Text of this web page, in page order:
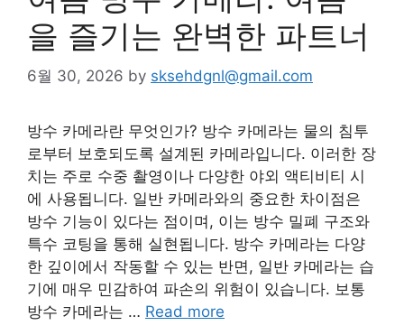
을 즐기는 완벽한 파트너
6월 30, 2026 by sksehdgnl@gmail.com
방수 카메라란 무엇인가? 방수 카메라는 물의 침투
로부터 보호되도록 설계된 카메라입니다. 이러한 장
치는 주로 수중 촬영이나 다양한 야외 액티비티 시
에 사용됩니다. 일반 카메라와의 중요한 차이점은
방수 기능이 있다는 점이며, 이는 방수 밀폐 구조와
특수 코팅을 통해 실현됩니다. 방수 카메라는 다양
한 깊이에서 작동할 수 있는 반면, 일반 카메라는 습
기에 매우 민감하여 파손의 위험이 있습니다. 보통
방수 카메라는 … Read more